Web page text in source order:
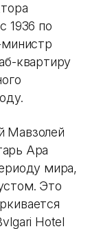
1936 по
квартиру
Мавзолей
Ара
мира,
Это
Hotel